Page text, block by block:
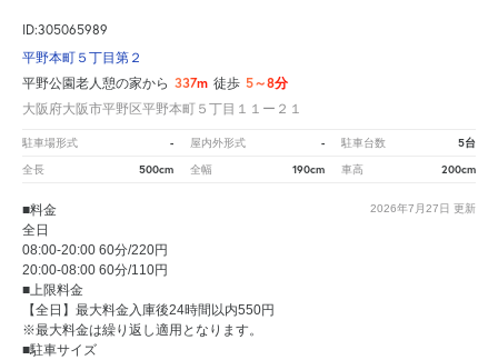
ID:305065989
平野本町５丁目第２
平野公園老人憩の家から 337m 徒歩 5～8分
大阪府大阪市平野区平野本町５丁目１１ー２１
駐車場形式 - 屋内外形式 - 駐車台数 5台
全長 500cm 全幅 190cm 車高 200cm
2026年7月27日 更新
■料金
全日
08:00-20:00 60分/220円
20:00-08:00 60分/110円
■上限料金
【全日】最大料金入庫後24時間以内550円
※最大料金は繰り返し適用となります。
■駐車サイズ